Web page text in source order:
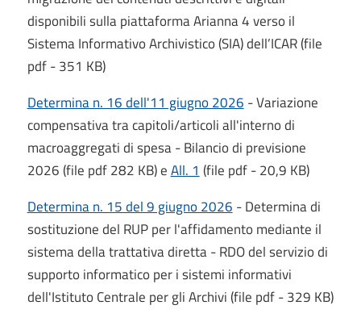
disponibili sulla piattaforma Arianna 4 verso il
Sistema Informativo Archivistico (SIA) dell’ICAR (file
pdf - 351 KB)
Determina n. 16 dell'11 giugno 2026 - Variazione
compensativa tra capitoli/articoli all'interno di
macroaggregati di spesa - Bilancio di previsione
2026 (file pdf 282 KB) eAll. 1 (file pdf - 20,9 KB)
Determina n. 15 del 9 giugno 2026 - Determina di
sostituzione del RUP per l'affidamento mediante il
sistema della trattativa diretta - RDO del servizio di
supporto informatico per i sistemi informativi
dell'Istituto Centrale per gli Archivi (file pdf - 329 KB)